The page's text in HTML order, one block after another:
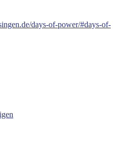
days-of-power/#days-of-